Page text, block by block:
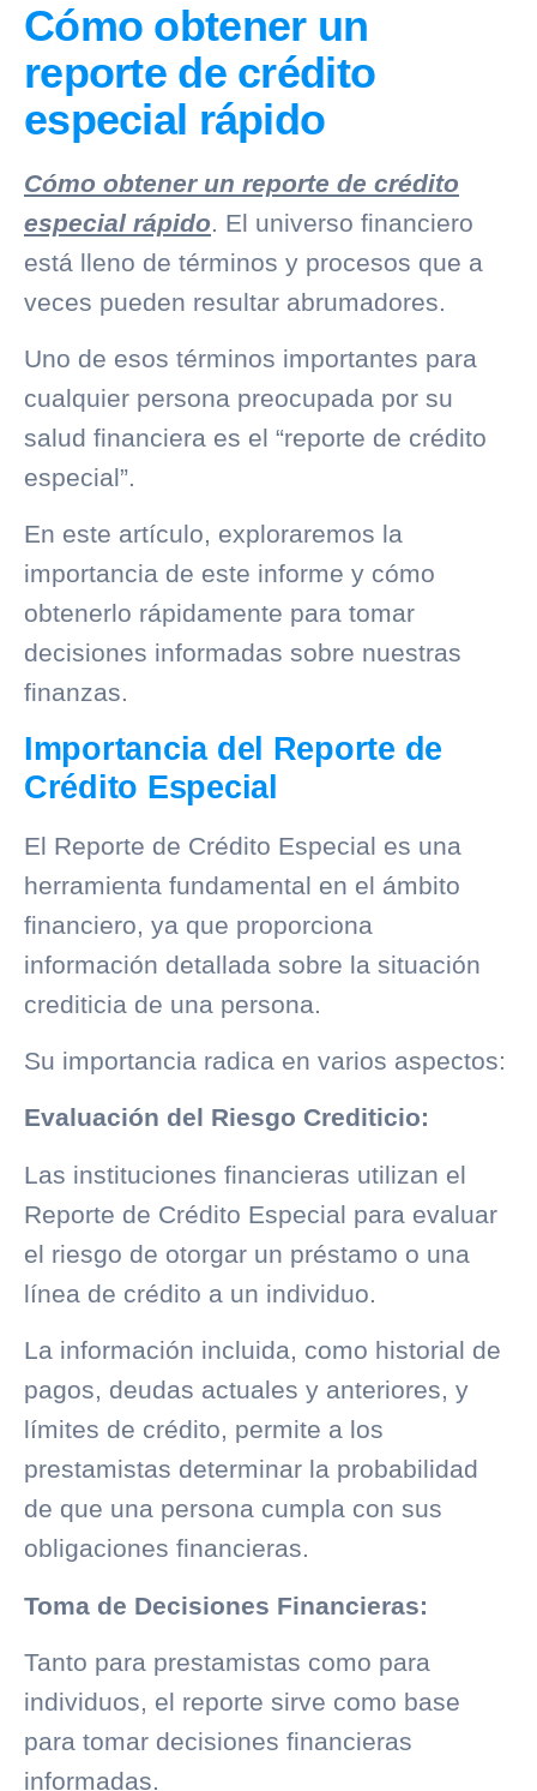
Cómo obtener un
reporte de crédito
especial rápido
Cómo obtener un reporte de crédito
especial rápido . El universo financiero
está lleno de términos y procesos que a
veces pueden resultar abrumadores.
Uno de esos términos importantes para
cualquier persona preocupada por su
salud financiera es el “reporte de crédito
especial”.
En este artículo, exploraremos la
importancia de este informe y cómo
obtenerlo rápidamente para tomar
decisiones informadas sobre nuestras
finanzas.
Importancia del Reporte de
Crédito Especial
El Reporte de Crédito Especial es una
herramienta fundamental en el ámbito
financiero, ya que proporciona
información detallada sobre la situación
crediticia de una persona.
Su importancia radica en varios aspectos:
Evaluación del Riesgo Crediticio:
Las instituciones financieras utilizan el
Reporte de Crédito Especial para evaluar
el riesgo de otorgar un préstamo o una
línea de crédito a un individuo.
La información incluida, como historial de
pagos, deudas actuales y anteriores, y
límites de crédito, permite a los
prestamistas determinar la probabilidad
de que una persona cumpla con sus
obligaciones financieras.
Toma de Decisiones Financieras:
Tanto para prestamistas como para
individuos, el reporte sirve como base
para tomar decisiones financieras
informadas.